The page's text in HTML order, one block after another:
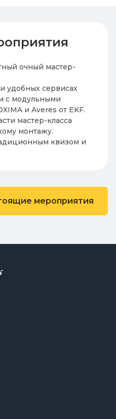
очный мастер-
удобных сервисах
с модульными
и Averes от EKF.
мастер-класса
монтажу.
квизом и
мероприятия